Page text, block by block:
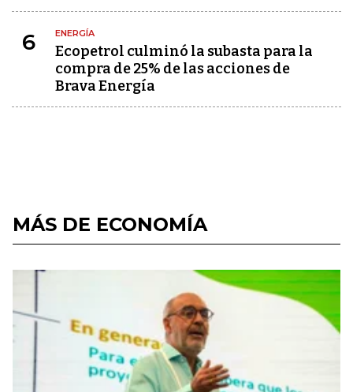
6 ENERGÍA
Ecopetrol culminó la subasta para la
compra de 25% de las acciones de
Brava Energía
MÁS DE ECONOMÍA